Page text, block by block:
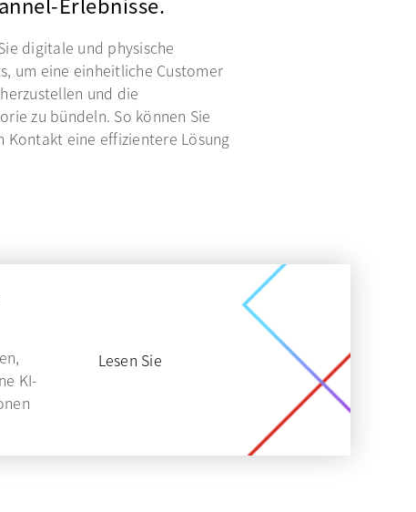
digitale und physische
um eine einheitliche Customer
und die
zu bündeln. So können Sie
Kontakt eine effizientere Lösung
KI-
Lesen Sie